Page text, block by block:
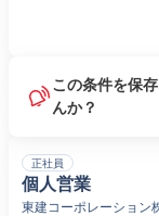
この条件を保
んか？
正社員
個人営業
東建コーポレーション